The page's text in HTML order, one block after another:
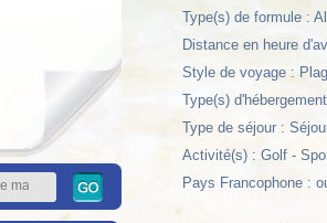
Type(s) de formule :
Distance en heure
Style de voyage :
Type(s)
Type de séjour :
Activité(s) : Golf -
Pays Francophone :